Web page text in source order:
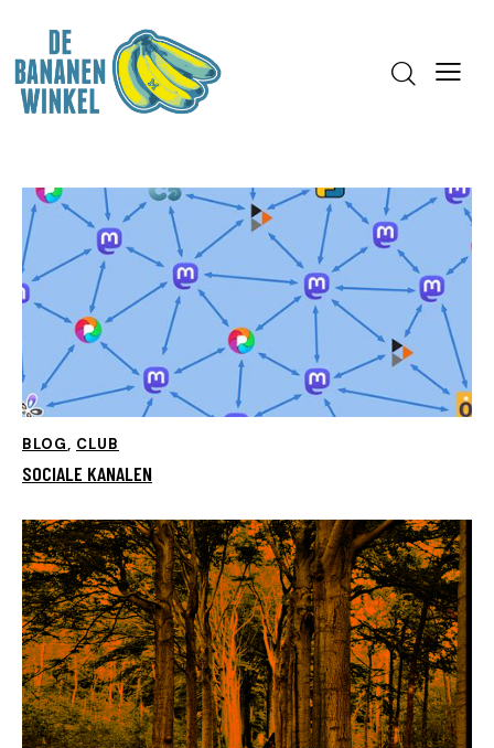
BLOG, CLUB
SOCIALE KANALEN